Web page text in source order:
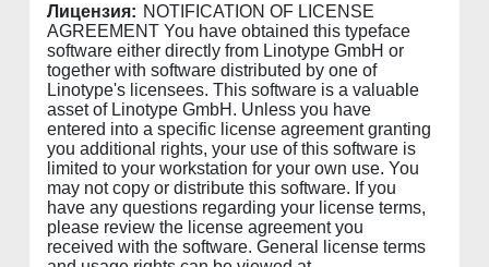
Лицензия: NOTIFICATION OF LICENSE
AGREEMENT You have obtained this typeface
software either directly from Linotype GmbH or
together with software distributed by one of
Linotype's licensees. This software is a valuable
asset of Linotype GmbH. Unless you have
entered into a specific license agreement granting
you additional rights, your use of this software is
limited to your workstation for your own use. You
may not copy or distribute this software. If you
have any questions regarding your license terms,
please review the license agreement you
received with the software. General license terms